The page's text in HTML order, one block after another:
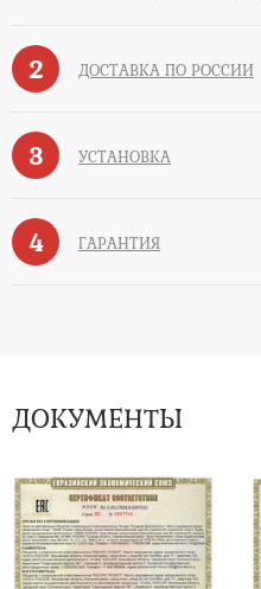
2 ДОСТАВКА ПО РОССИИ
3 УСТАНОВКА
4 ГАРАНТИЯ
ДОКУМЕНТЫ